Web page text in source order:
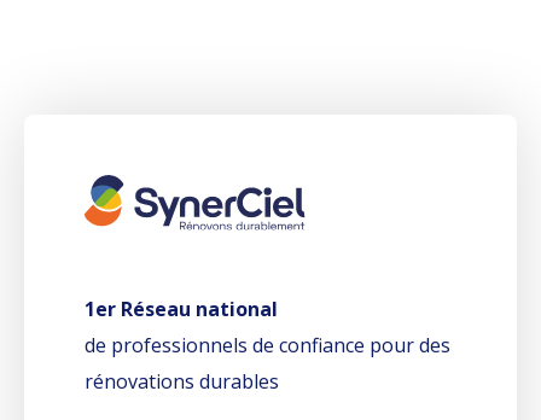
1er Réseau national
de professionnels de confiance pour des
rénovations durables